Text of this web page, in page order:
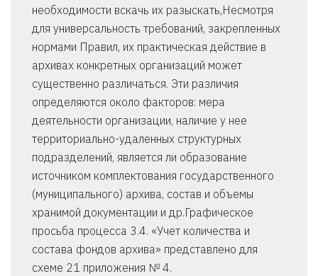
необходимости вскачь их разыскать,Несмотря
для универсальность требований, закрепленных
нормами Правил, их практическая действие в
архивах конкретных организаций может
существенно различаться. Эти различия
определяются около факторов: мера
деятельности организации, наличие у нее
территориально-удаленных структурных
подразделений, является ли образование
источником комплектования государственного
(муниципального) архива, состав и объемы
хранимой документации и др.Графическое
просьба процесса 3.4. «Учет количества и
состава фондов архива» представлено для
схеме 21 приложения № 4.